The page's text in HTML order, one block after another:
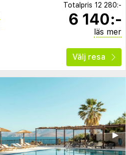
Totalpris 12 280:-
6 140:-
läs mer
Välj resa
▶︎